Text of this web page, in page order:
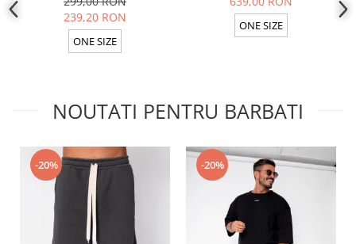
239,20 RON
ONE SIZE
ONE SIZE
NOUTATI PENTRU BARBATI
-20% -20%